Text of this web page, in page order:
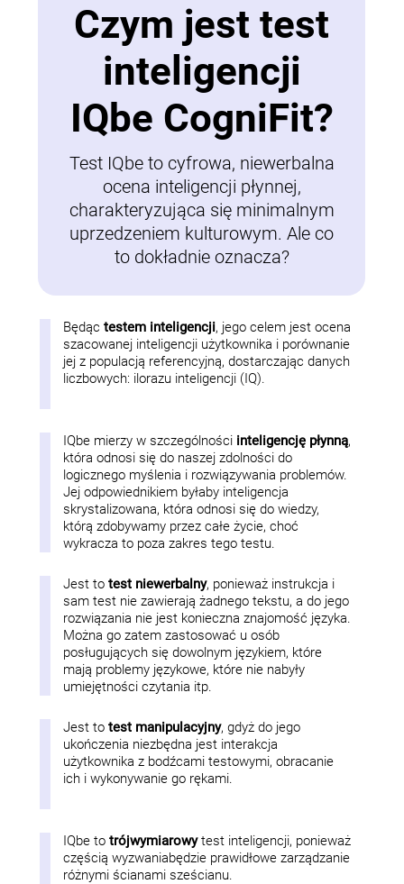
Czym jest test
inteligencji
IQbe CogniFit?
Test IQbe to cyfrowa, niewerbalna
ocena inteligencji płynnej,
charakteryzująca się minimalnym
uprzedzeniem kulturowym. Ale co
to dokładnie oznacza?
Będąctestem inteligencji, jego celem jest ocena
szacowanej inteligencji użytkownika i porównanie
jej z populacją referencyjną, dostarczając danych
liczbowych: ilorazu inteligencji (IQ).
IQbe mierzy w szczególności inteligencję płynną,
która odnosi się do naszej zdolności do
logicznego myślenia i rozwiązywania problemów.
Jej odpowiednikiem byłaby inteligencja
skrystalizowana, która odnosi się do wiedzy,
którą zdobywamy przez całe życie, choć
wykracza to poza zakres tego testu.
Jest totest niewerbalny, ponieważ instrukcja i
sam test nie zawierają żadnego tekstu, a do jego
rozwiązania nie jest konieczna znajomość języka.
Można go zatem zastosować u osób
posługujących się dowolnym językiem, które
mają problemy językowe, które nie nabyły
umiejętności czytania itp.
Jest totest manipulacyjny, gdyż do jego
ukończenia niezbędna jest interakcja
użytkownika z bodźcami testowymi, obracanie
ich i wykonywanie go rękami.
IQbe totrójwymiarowytest inteligencji, ponieważ
częścią wyzwaniabędzie prawidłowe zarządzanie
różnymi ścianami sześcianu.